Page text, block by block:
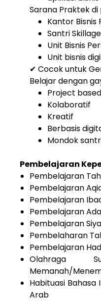
Sarana Praktek
Kantor Bisnis
Santri
Unit Bisnis
Unit bisnis
✔ Cocok untuk
Belajar dengan
Project
Kolaboratif
Kreatif
Berbasis
Mondok
Pembelajaran
Pembelajaran
Pembelajaran
Pembelajaran
Pembelajaran
Pembelajaran
Pembelaharan
Pembelajaran
Olahraga
Memanah/
Habituasi Bahasa
Arab